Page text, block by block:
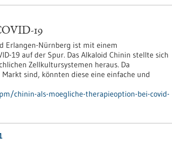
19
Erlangen-Nürnberg ist mit einem
19 auf der Spur. Das Alkaloid Chinin stellte sich
Zellkultursystemen heraus. Da
sind, könnten diese eine einfache und
chinin-als-moegliche-therapieoption-bei-covid-